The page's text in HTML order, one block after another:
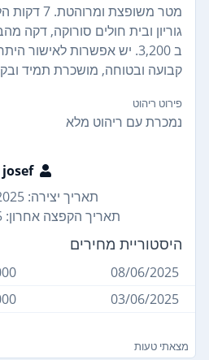
מטר משופצת
גוריון ובית חולים סורוקה, דקה
ב 3,200. יש אפשרות לאישור
קבועה ובטוחה, מושכרת תמיד
פירוט ריהוט
נמכרת עם ריהוט מלא
josef
תאריך יצירה: 03/06/2025
תאריך הקפצה אחרון: 08/06/2025
היסטוריית מחירים
08/06/2025
₪
03/06/2025
₪
מצאתי טעות